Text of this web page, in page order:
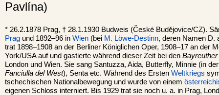
Pavlína)
* 26.2.1878 Prag, † 28.1.1930 Budweis (České Budějovice/CZ).
Prag und 1892–96 in Wien (bei M. Löwe-Destinn, deren Namen D.
trat 1898–1908 an der Berliner Königlichen Oper, 1908–17 an der
York/USA auf und gastierte während dieser Zeit bei den
London und Wien. Sie sang Santuzza, Aida, Butterfly, Minnie (in
Fanciulla del West), Senta etc. Während des Ersten Weltkriegs
tschechischen Nationalbewegung und wurde von einem
eigenen Schloss interniert. Bis 1929 trat sie noch u. a. in Prag,